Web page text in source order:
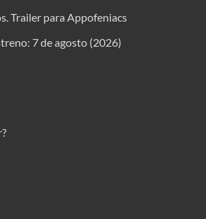
Trailer para Appofeniacs
7 de agosto (2026)